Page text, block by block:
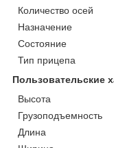
Количество осей
Назначение
Состояние
Тип прицепа
Пользовательские
Высота
Грузоподъемность
Длина